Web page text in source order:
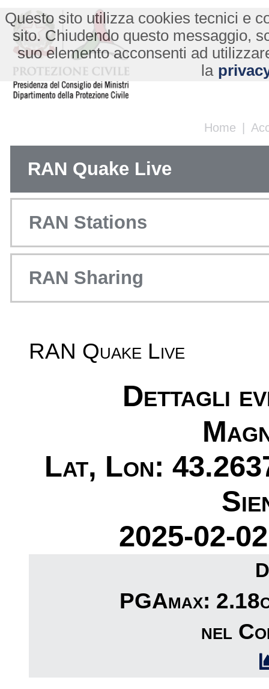
Home |
Questo sito utilizza cookies tecnici e
sito. Chiudendo questo messaggio,
suo elemento acconsenti ad
la
RAN Quake Live
RAN Stations
RAN Sharing
RAN Quake Live
Dettagli
Lat, Lon:
2025-02-
PGAmax:
nel